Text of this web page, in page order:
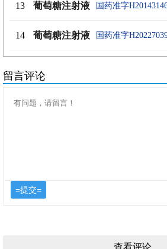
13 葡萄糖注射液 国药准字
14 葡萄糖注射液 国药准字
留言评论
查看评论